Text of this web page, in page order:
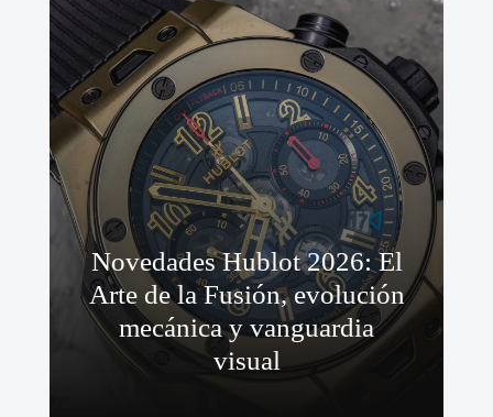
Novedades Hublot 2026: El
Arte de la Fusión, evolución
mecánica y vanguardia
visual